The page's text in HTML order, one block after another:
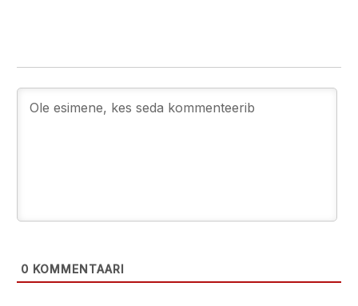
0 KOMMENTAARI